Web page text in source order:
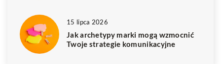
15 lipca 2026
Jak archetypy marki mogą wzmocnić
Twoje strategie komunikacyjne